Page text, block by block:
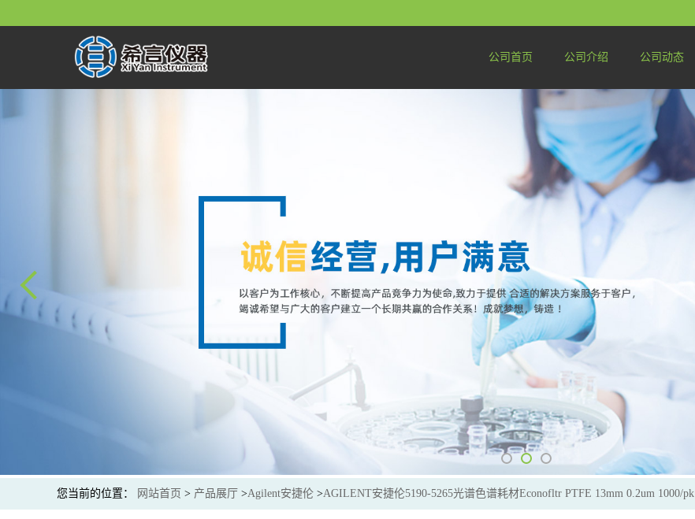
公司首页 公司介绍 公司动态
您当前的位置： 网站首页 > 产品展厅 >Agilent安捷伦 >AGILENT安捷伦5190-5265光谱色谱耗材Econofltr PTFE 13mm 0.2um 1000/pk